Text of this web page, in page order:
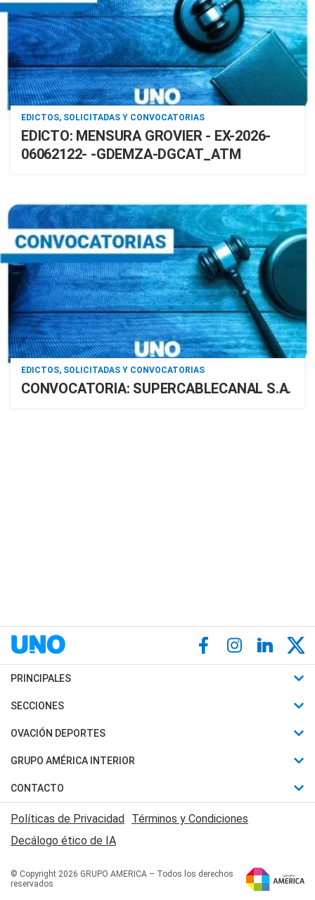
EDICTOS, SOLICITADAS Y CONVOCATORIAS
EDICTO: MENSURA GROVIER - EX-2026-
06062122- -GDEMZA-DGCAT_ATM
EDICTOS, SOLICITADAS Y CONVOCATORIAS
CONVOCATORIA: SUPERCABLECANAL S.A.
PRINCIPALES
Últimas Noticias
Política
Judiciales
Economia
SECCIONES
Horóscopo
Motores
Trucos caseros
Series y Películas
Edictos y Solicitadas
OVACIÓN DEPORTES
Fútbol
Mundial
Automovilismo
Rugby
Básquet
GRUPO AMÉRICA INTERIOR
Canal 7 en Vivo
San Juan 8
CONTACTO
Acerca de Nosotros
Contactanos
Políticas de Privacidad Términos y Condiciones
Decálogo ético de IA
© Copyright 2026 GRUPO AMERICA – Todos los derechos
reservados